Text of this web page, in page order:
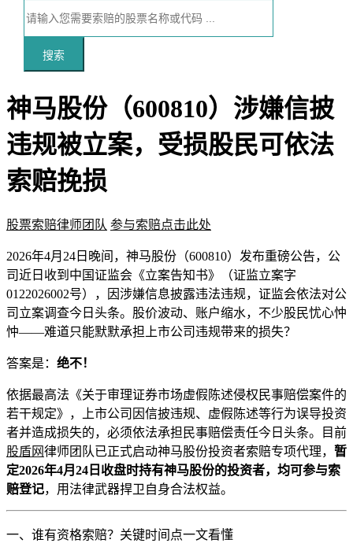
搜索
神马股份（600810）涉嫌信披
违规被立案，受损股民可依法
索赔挽损
股票索赔律师团队 参与索赔点击此处
2026年4月24日晚间，神马股份（600810）发布重磅公告，公
司近日收到中国证监会《立案告知书》（证监立案字
0122026002号），因涉嫌信息披露违法违规，证监会依法对公
司立案调查今日头条。股价波动、账户缩水，不少股民忧心忡
忡——难道只能默默承担上市公司违规带来的损失？
答案是： 绝不！
依据最高法《关于审理证券市场虚假陈述侵权民事赔偿案件的
若干规定》，上市公司因信披违规、虚假陈述等行为误导投资
者并造成损失的，必须依法承担民事赔偿责任今日头条。目前
股盾网律师团队已正式启动神马股份投资者索赔专项代理， 暂
定2026年4月 24 日收盘时持有神马股份的投资者，均可参与索
赔登记，用法律武器捍卫自身合法权益。
一、谁有资格索赔？关键时间点一文看懂